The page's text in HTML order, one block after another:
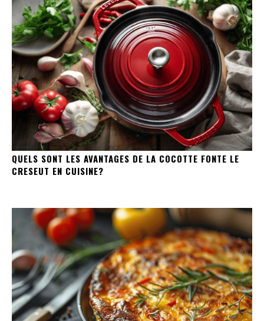
QUELS SONT LES AVANTAGES DE LA COCOTTE FONTE LE
CRESEUT EN CUISINE?